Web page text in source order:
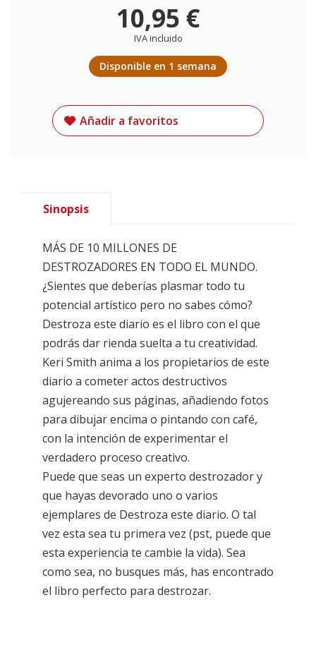
10,95 €
IVA incluido
Disponible en 1 semana
Añadir a favoritos
Sinopsis
MÁS DE 10 MILLONES DE
DESTROZADORES EN TODO EL MUNDO.
¿Sientes que deberías plasmar todo tu
potencial artístico pero no sabes cómo?
Destroza este diario es el libro con el que
podrás dar rienda suelta a tu creatividad.
Keri Smith anima a los propietarios de este
diario a cometer actos destructivos
agujereando sus páginas, añadiendo fotos
para dibujar encima o pintando con café,
con la intención de experimentar el
verdadero proceso creativo.
Puede que seas un experto destrozador y
que hayas devorado uno o varios
ejemplares de Destroza este diario. O tal
vez esta sea tu primera vez (pst, puede que
esta experiencia te cambie la vida). Sea
como sea, no busques más, has encontrado
el libro perfecto para destrozar.